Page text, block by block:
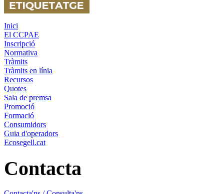
Inici
El CCPAE
Inscripció
Normativa
Tràmits
Tràmits en línia
Recursos
Quotes
Sala de premsa
Promoció
Formació
Consumidors
Guia d'operadors
Ecosegell.cat
Contacta